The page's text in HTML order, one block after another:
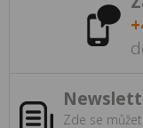
Zde se